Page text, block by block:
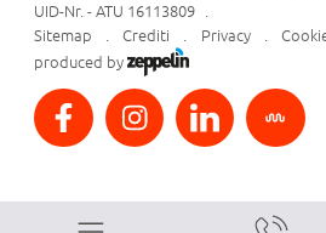
UID-Nr. - ATU 16113809
Sitemap
Crediti Privacy
produced by